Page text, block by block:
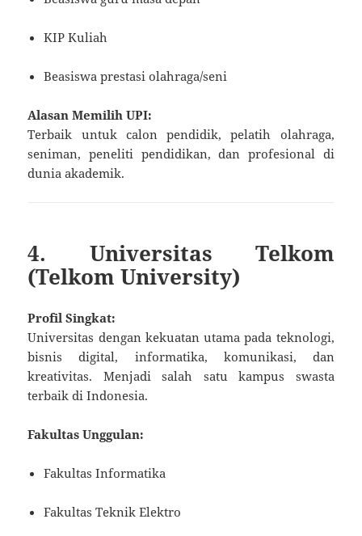
KIP Kuliah
Beasiswa prestasi olahraga/seni
Alasan Memilih UPI:
Terbaik untuk calon pendidik, pelatih olahraga,
seniman, peneliti pendidikan, dan profesional di
dunia akademik.
4. Universitas Telkom
(Telkom University)
Profil Singkat:
Universitas dengan kekuatan utama pada teknologi,
bisnis digital, informatika, komunikasi, dan
kreativitas. Menjadi salah satu kampus swasta
terbaik di Indonesia.
Fakultas Unggulan:
Fakultas Informatika
Fakultas Teknik Elektro